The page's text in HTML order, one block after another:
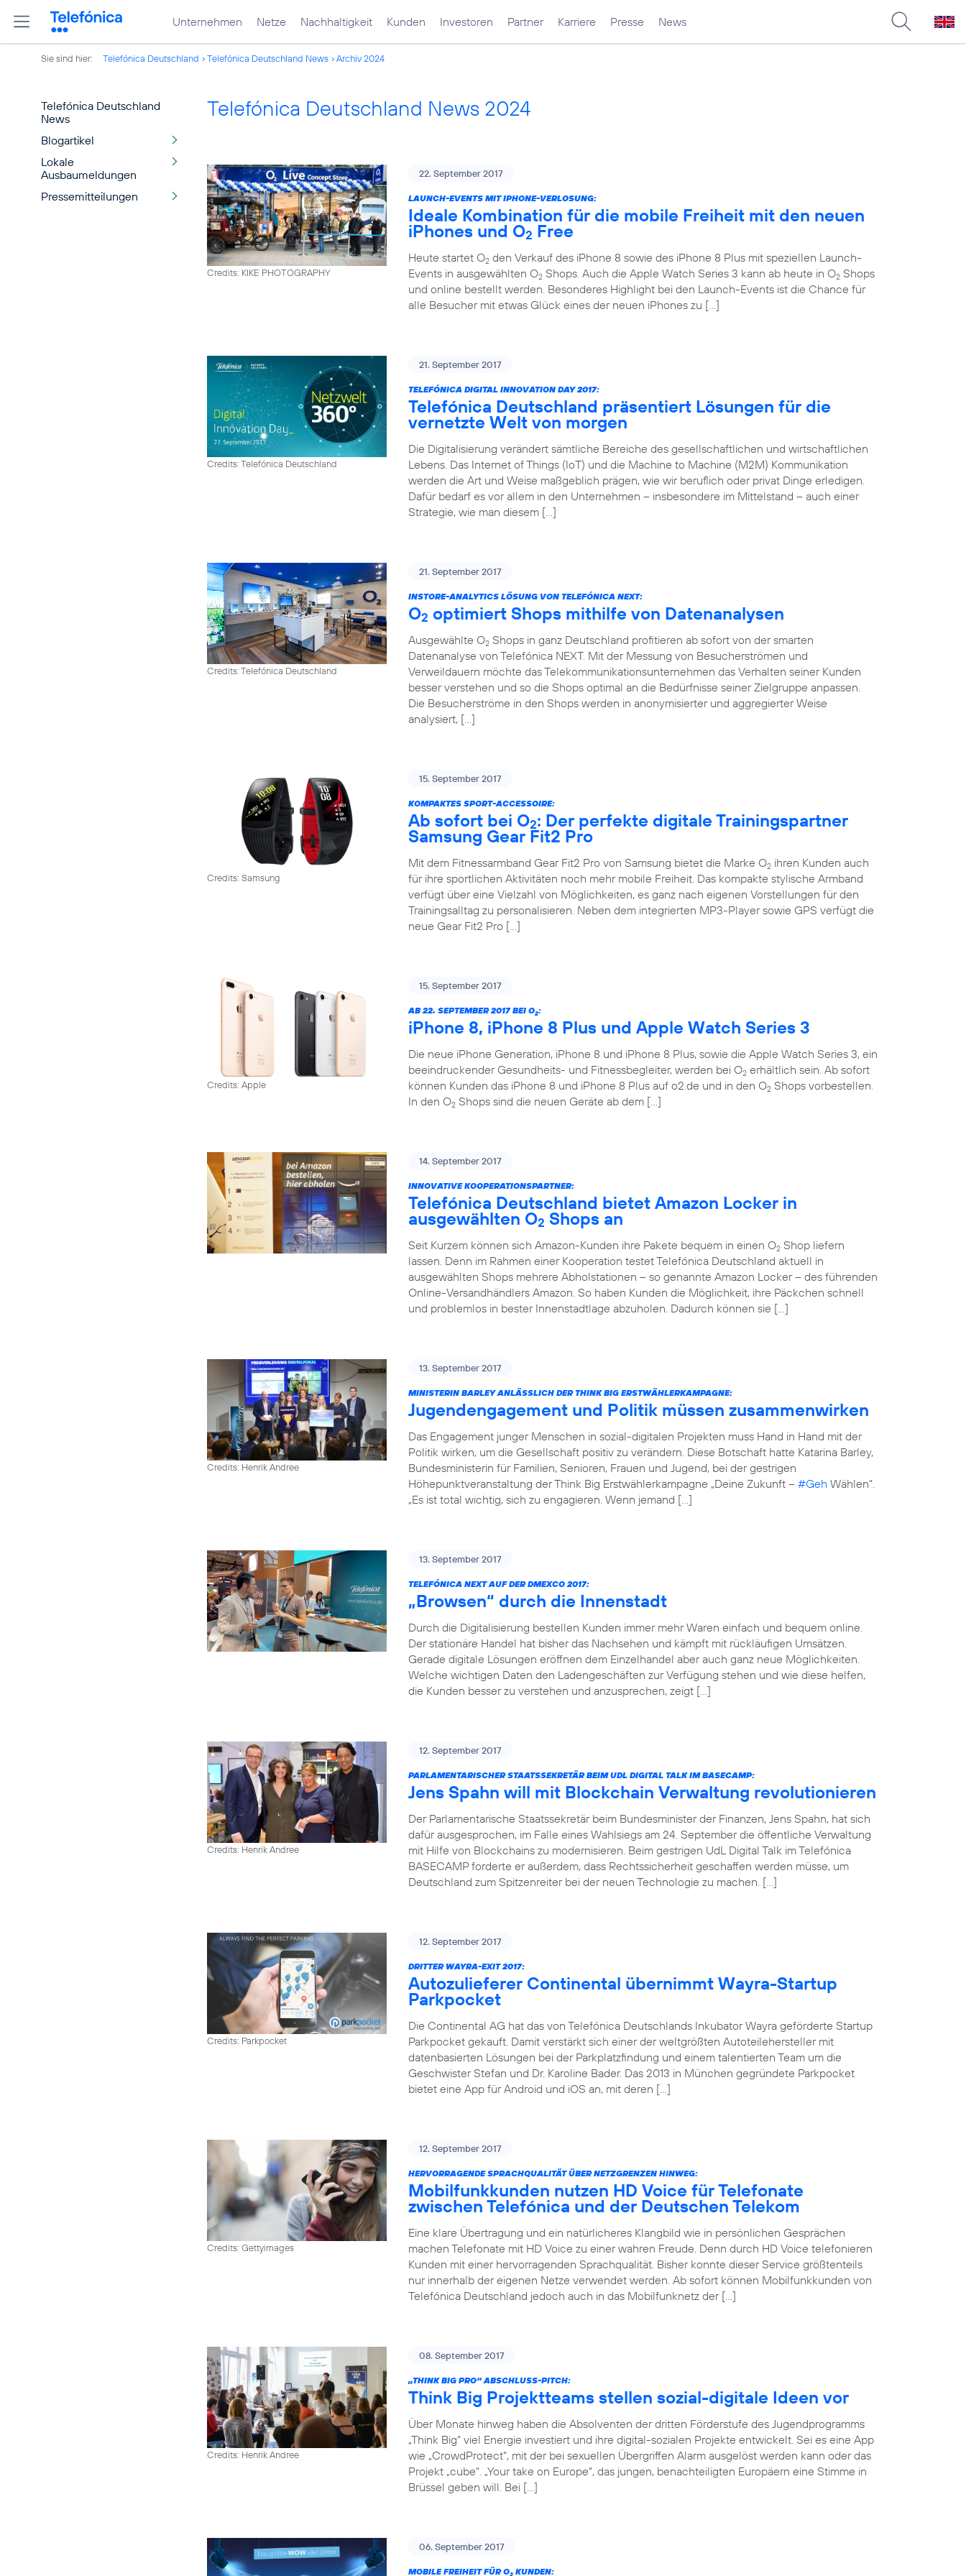
Unternehmen Netze Nachhaltigkeit Kunden Investoren Partner Karriere Presse News
Sie sind hier: Telefónica Deutschland Telefónica Deutschland News Archiv 2024
Telefónica Deutschland
News
Blogartikel
Lokale
Ausbaumeldungen
Pressemitteilungen
Telefónica Deutschland News 2024
Credits: KIKE PHOTOGRAPHY
22. September 2017
LAUNCH-EVENTS MIT IPHONE-VERLOSUNG:
Ideale Kombination für die mobile Freiheit mit den neuen
iPhones und O2 Free
Heute startet O2 den Verkauf des iPhone 8 sowie des iPhone 8 Plus mit speziellen Launch-
Events in ausgewählten O2 Shops. Auch die Apple Watch Series 3 kann ab heute in O2 Shops
und online bestellt werden. Besonderes Highlight bei den Launch-Events ist die Chance für
alle Besucher mit etwas Glück eines der neuen iPhones zu […]
Credits: Telefónica Deutschland
21. September 2017
TELEFÓNICA DIGITAL INNOVATION DAY 2017:
Telefónica Deutschland präsentiert Lösungen für die
vernetzte Welt von morgen
Die Digitalisierung verändert sämtliche Bereiche des gesellschaftlichen und wirtschaftlichen
Lebens. Das Internet of Things (IoT) und die Machine to Machine (M2M) Kommunikation
werden die Art und Weise maßgeblich prägen, wie wir beruflich oder privat Dinge erledigen.
Dafür bedarf es vor allem in den Unternehmen – insbesondere im Mittelstand – auch einer
Strategie, wie man diesem […]
Credits: Telefónica Deutschland
21. September 2017
INSTORE-ANALYTICS LÖSUNG VON TELEFÓNICA NEXT:
O2 optimiert Shops mithilfe von Datenanalysen
Ausgewählte O2 Shops in ganz Deutschland profitieren ab sofort von der smarten
Datenanalyse von Telefónica NEXT. Mit der Messung von Besucherströmen und
Verweildauern möchte das Telekommunikationsunternehmen das Verhalten seiner Kunden
besser verstehen und so die Shops optimal an die Bedürfnisse seiner Zielgruppe anpassen.
Die Besucherströme in den Shops werden in anonymisierter und aggregierter Weise
analysiert, […]
Credits: Samsung
15. September 2017
KOMPAKTES SPORT-ACCESSOIRE:
Ab sofort bei O2: Der perfekte digitale Trainingspartner
Samsung Gear Fit2 Pro
Mit dem Fitnessarmband Gear Fit2 Pro von Samsung bietet die Marke O2 ihren Kunden auch
für ihre sportlichen Aktivitäten noch mehr mobile Freiheit. Das kompakte stylische Armband
verfügt über eine Vielzahl von Möglichkeiten, es ganz nach eigenen Vorstellungen für den
Trainingsalltag zu personalisieren. Neben dem integrierten MP3-Player sowie GPS verfügt die
neue Gear Fit2 Pro […]
Credits: Apple
15. September 2017
AB 22. SEPTEMBER 2017 BEI O2:
iPhone 8, iPhone 8 Plus und Apple Watch Series 3
Die neue iPhone Generation, iPhone 8 und iPhone 8 Plus, sowie die Apple Watch Series 3, ein
beeindruckender Gesundheits- und Fitnessbegleiter, werden bei O2 erhältlich sein. Ab sofort
können Kunden das iPhone 8 und iPhone 8 Plus auf o2.de und in den O2 Shops vorbestellen.
In den O2 Shops sind die neuen Geräte ab dem […]
14. September 2017
INNOVATIVE KOOPERATIONSPARTNER:
Telefónica Deutschland bietet Amazon Locker in
ausgewählten O2 Shops an
Seit Kurzem können sich Amazon-Kunden ihre Pakete bequem in einen O2 Shop liefern
lassen. Denn im Rahmen einer Kooperation testet Telefónica Deutschland aktuell in
ausgewählten Shops mehrere Abholstationen – so genannte Amazon Locker – des führenden
Online-Versandhändlers Amazon. So haben Kunden die Möglichkeit, ihre Päckchen schnell
und problemlos in bester Innenstadtlage abzuholen. Dadurch können sie […]
Credits: Henrik Andree
13. September 2017
MINISTERIN BARLEY ANLÄSSLICH DER THINK BIG ERSTWÄHLERKAMPAGNE:
Jugendengagement und Politik müssen zusammenwirken
Das Engagement junger Menschen in sozial-digitalen Projekten muss Hand in Hand mit der
Politik wirken, um die Gesellschaft positiv zu verändern. Diese Botschaft hatte Katarina Barley,
Bundesministerin für Familien, Senioren, Frauen und Jugend, bei der gestrigen
Höhepunktveranstaltung der Think Big Erstwählerkampagne „Deine Zukunft – #Geh Wählen“.
„Es ist total wichtig, sich zu engagieren. Wenn jemand […]
13. September 2017
TELEFÓNICA NEXT AUF DER DMEXCO 2017:
„Browsen“ durch die Innenstadt
Durch die Digitalisierung bestellen Kunden immer mehr Waren einfach und bequem online.
Der stationäre Handel hat bisher das Nachsehen und kämpft mit rückläufigen Umsätzen.
Gerade digitale Lösungen eröffnen dem Einzelhandel aber auch ganz neue Möglichkeiten.
Welche wichtigen Daten den Ladengeschäften zur Verfügung stehen und wie diese helfen,
die Kunden besser zu verstehen und anzusprechen, zeigt […]
Credits: Henrik Andree
12. September 2017
PARLAMENTARISCHER STAATSSEKRETÄR BEIM UDL DIGITAL TALK IM BASECAMP:
Jens Spahn will mit Blockchain Verwaltung revolutionieren
Der Parlamentarische Staatssekretär beim Bundesminister der Finanzen, Jens Spahn, hat sich
dafür ausgesprochen, im Falle eines Wahlsiegs am 24. September die öffentliche Verwaltung
mit Hilfe von Blockchains zu modernisieren. Beim gestrigen UdL Digital Talk im Telefónica
BASECAMP forderte er außerdem, dass Rechtssicherheit geschaffen werden müsse, um
Deutschland zum Spitzenreiter bei der neuen Technologie zu machen. […]
Credits: Parkpocket
12. September 2017
DRITTER WAYRA-EXIT 2017:
Autozulieferer Continental übernimmt Wayra-Startup
Parkpocket
Die Continental AG hat das von Telefónica Deutschlands Inkubator Wayra geförderte Startup
Parkpocket gekauft. Damit verstärkt sich einer der weltgrößten Autoteilehersteller mit
datenbasierten Lösungen bei der Parkplatzfindung und einem talentierten Team um die
Geschwister Stefan und Dr. Karoline Bader. Das 2013 in München gegründete Parkpocket
bietet eine App für Android und iOS an, mit deren […]
Credits: Gettyimages
12. September 2017
HERVORRAGENDE SPRACHQUALITÄT ÜBER NETZGRENZEN HINWEG:
Mobilfunkkunden nutzen HD Voice für Telefonate
zwischen Telefónica und der Deutschen Telekom
Eine klare Übertragung und ein natürlicheres Klangbild wie in persönlichen Gesprächen
machen Telefonate mit HD Voice zu einer wahren Freude. Denn durch HD Voice telefonieren
Kunden mit einer hervorragenden Sprachqualität. Bisher konnte dieser Service größtenteils
nur innerhalb der eigenen Netze verwendet werden. Ab sofort können Mobilfunkkunden von
Telefónica Deutschland jedoch auch in das Mobilfunknetz der […]
Credits: Henrik Andree
08. September 2017
„THINK BIG PRO“ ABSCHLUSS-PITCH:
Think Big Projektteams stellen sozial-digitale Ideen vor
Über Monate hinweg haben die Absolventen der dritten Förderstufe des Jugendprogramms
„Think Big“ viel Energie investiert und ihre digital-sozialen Projekte entwickelt. Sei es eine App
wie „CrowdProtect“, mit der bei sexuellen Übergriffen Alarm ausgelöst werden kann oder das
Projekt „cube“. „Your take on Europe“, das jungen, benachteiligten Europäern eine Stimme in
Brüssel geben will. Bei […]
06. September 2017
MOBILE FREIHEIT FÜR O2 KUNDEN: